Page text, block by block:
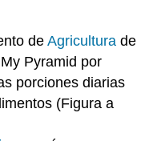
deAgricultura de
Pyramid por
porciones diarias
(Figura a